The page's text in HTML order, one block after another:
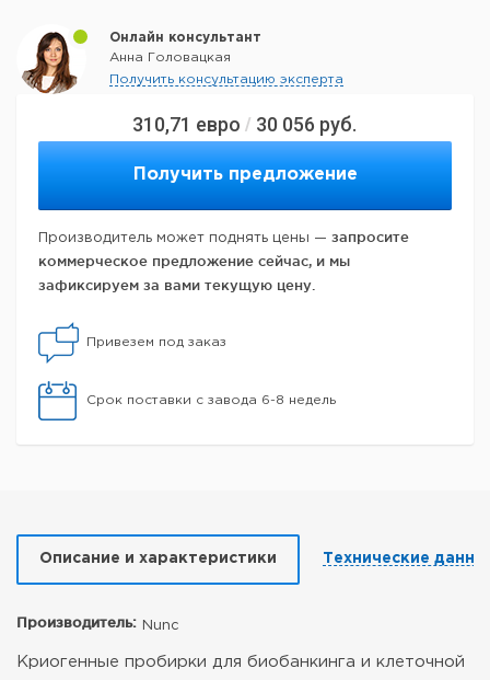
310,71 евро / 30 056 руб.
Получить предложение
Производитель может поднять цены — запросите
коммерческое предложение сейчас, и мы
зафиксируем за вами текущую цену.
Привезем под заказ
Срок поставки с завода 6-8 недель
Онлайн консультант
Анна Головацкая
Получить консультацию эксперта
Описание и характеристики Технические
Производитель: Nunc
Криогенные пробирки для биобанкинга и клеточной